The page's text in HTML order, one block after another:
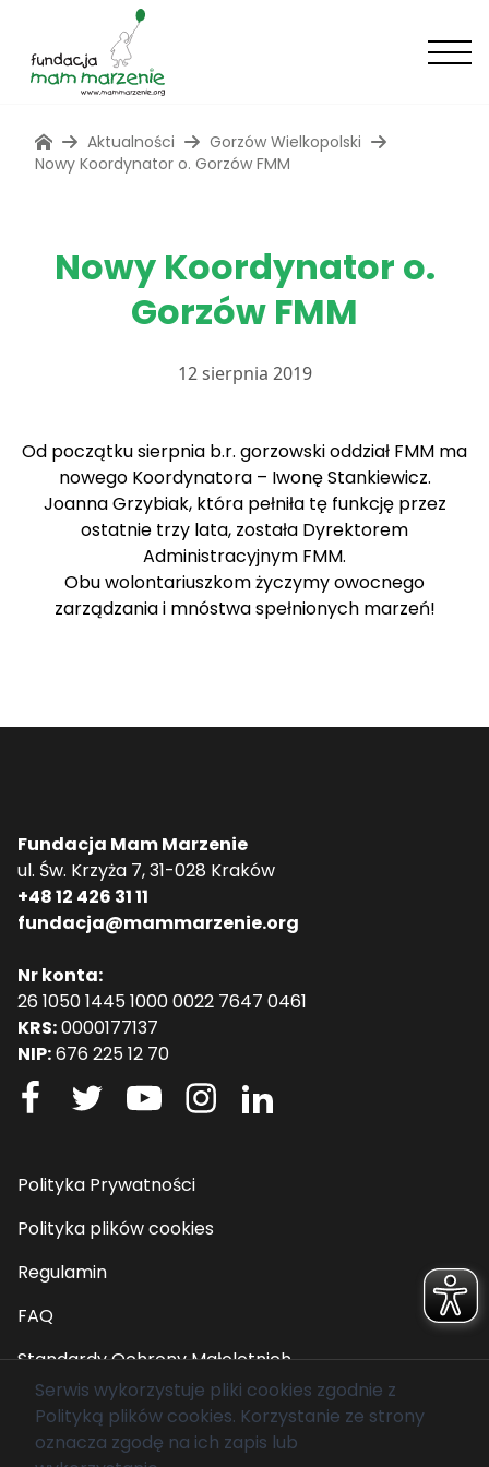
Aktualności
Gorzów Wielkopolski
Nowy Koordynator o. Gorzów FMM
Nowy Koordynator o.
Gorzów FMM
12 sierpnia 2019
Od początku sierpnia b.r. gorzowski oddział FMM ma
nowego Koordynatora – Iwonę Stankiewicz.
Joanna Grzybiak, która pełniła tę funkcję przez
ostatnie trzy lata, została Dyrektorem
Administracyjnym FMM.
Obu wolontariuszkom życzymy owocnego
zarządzania i mnóstwa spełnionych marzeń!
Fundacja Mam Marzenie
ul. Św. Krzyża 7, 31-028 Kraków
+48 12 426 31 11
fundacja@mammarzenie.org
Nr konta:
26 1050 1445 1000 0022 7647 0461
KRS:0000177137
NIP:676 225 12 70
Polityka Prywatności
Polityka plików cookies
Regulamin
FAQ
Standardy Ochrony Małoletnich
© 2026 Fundacja Mam Marzenie. Wszelkie prawa
zastrzeżone.
Serwis wykorzystuje pliki cookies zgodnie z
Polityką plików cookies. Korzystanie ze strony
oznacza zgodę na ich zapis lub